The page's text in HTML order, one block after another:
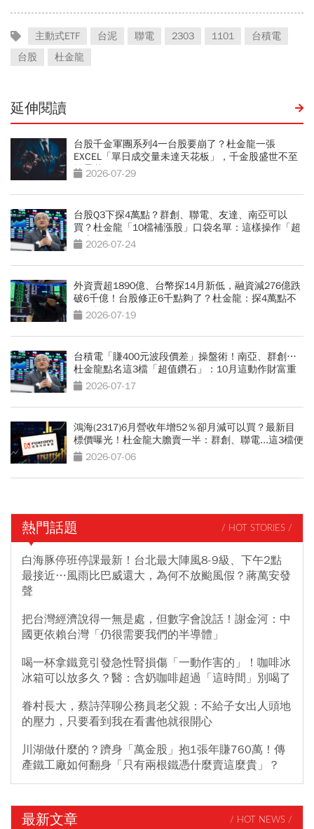
主動式ETF 台泥 聯電 2303 1101
台積電
台股
杜金龍
延伸閱讀
台股千金軍團系列4一台股要崩了？杜金龍一張
EXCEL「單日成交量未達天花板」，千金股盛世不至
於曇花一現
2026-07-29
台股Q3下探4萬點？群創、聯電、友達、南亞可以
買？杜金龍「10檔補漲股」口袋名單：這樣操作「超
好賺的啦」
2026-07-24
外資賣超1890億、台幣探14月新低，融資減276億跌
破6千億！台股修正6千點夠了？杜金龍：探4萬點不
無可能
2026-07-19
台積電「賺400元波段價差」操盤術！南亞、群創…
杜金龍點名這3檔「超值鑽石」：10月這動作財富重
分配2026-07-17
鴻海(2317)6月營收年增52％卻月減可以買？最新目
標價曝光！杜金龍大膽賣一半：群創、聯電...這3檔便
當股更有肉
2026-07-06
熱門話題 / HOT STORIES /
白海豚停班停課最新！台北最大陣風8-9級、下午2點
最接近…風雨比巴威還大，為何不放颱風假？蔣萬安發
聲
把台灣經濟說得一無是處，但數字會說話！謝金河：中
國更依賴台灣「仍很需要我們的半導體」
喝一杯拿鐵竟引發急性腎損傷「一動作害的」！咖啡冰
冰箱可以放多久？醫：含奶咖啡超過「這時間」別喝了
眷村長大，蔡詩萍聊公務員老父親：不給子女出人頭地
的壓力，只要看到我在看書他就很開心
川湖做什麼的？躋身「萬金股」抱1張年賺760萬！傳
產鐵工廠如何翻身「只有兩根鐵憑什麼賣這麼貴」？
最新文章 / HOT NEWS /